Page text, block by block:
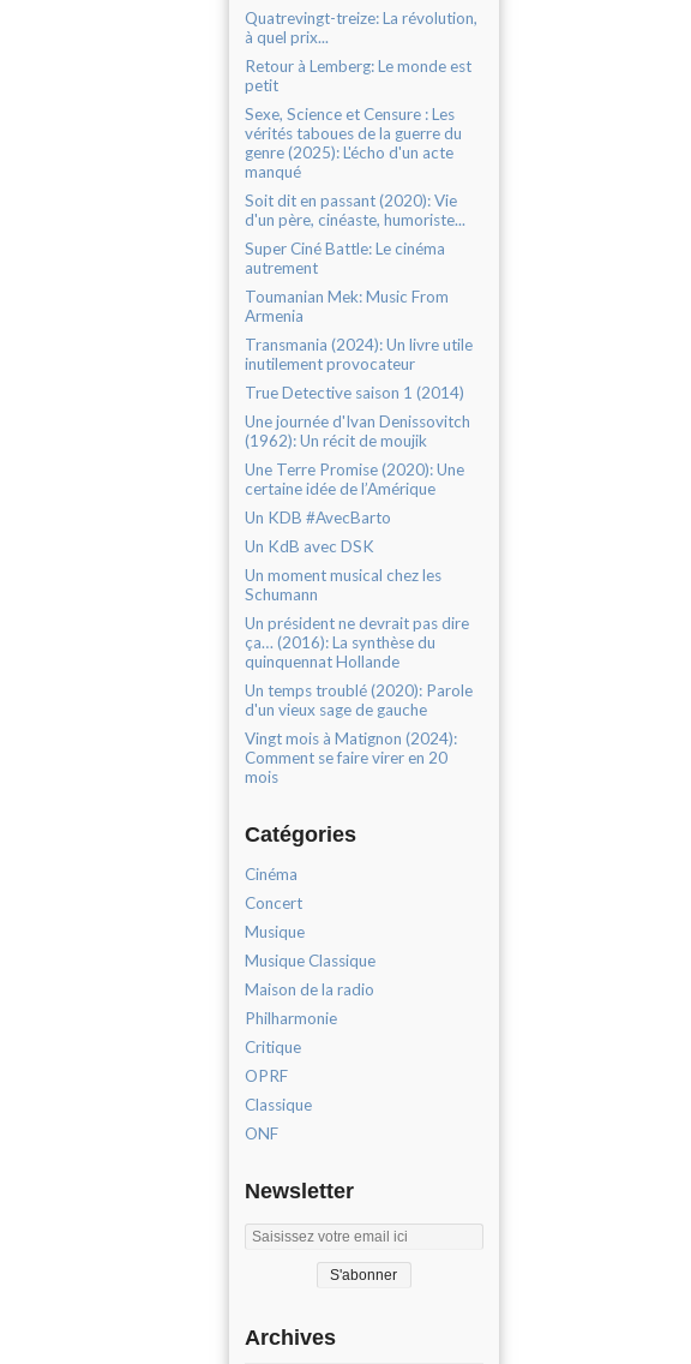
Quatrevingt-treize: La révolution,
à quel prix...
Retour à Lemberg: Le monde est
petit
Sexe, Science et Censure : Les
vérités taboues de la guerre du
genre (2025): L'écho d'un acte
manqué
Soit dit en passant (2020): Vie
d'un père, cinéaste, humoriste...
Super Ciné Battle: Le cinéma
autrement
Toumanian Mek: Music From
Armenia
Transmania (2024): Un livre utile
inutilement provocateur
True Detective saison 1 (2014)
Une journée d'Ivan Denissovitch
(1962): Un récit de moujik
Une Terre Promise (2020): Une
certaine idée de l’Amérique
Un KDB #AvecBarto
Un KdB avec DSK
Un moment musical chez les
Schumann
Un président ne devrait pas dire
ça… (2016): La synthèse du
quinquennat Hollande
Un temps troublé (2020): Parole
d'un vieux sage de gauche
Vingt mois à Matignon (2024):
Comment se faire virer en 20
mois
Catégories
Cinéma
Concert
Musique
Musique Classique
Maison de la radio
Philharmonie
Critique
OPRF
Classique
ONF
Newsletter
Archives